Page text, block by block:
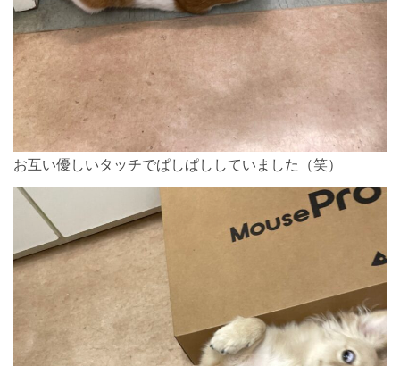
お互い優しいタッチでぱしぱししていました（笑）